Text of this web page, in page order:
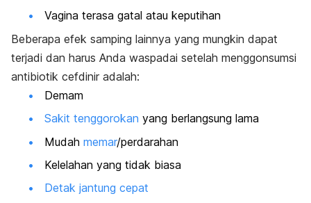
Vagina terasa gatal atau keputihan
Beberapa efek samping lainnya yang mungkin dapat
terjadi dan harus Anda waspadai setelah menggonsumsi
antibiotik cefdinir adalah:
Demam
Sakit tenggorokan yang berlangsung lama
Mudah memar/perdarahan
Kelelahan yang tidak biasa
Detak jantung cepat